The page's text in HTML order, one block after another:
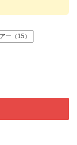
ー（15）